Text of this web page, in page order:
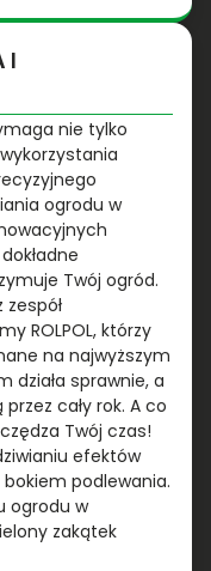
I
nie tylko
ogrodu w
Twój ogród.
ROLPOL, którzy
na najwyższym
działa sprawnie, a
cały rok. A co
Twój czas!
efektów
podlewania.
ogrodu w
zakątek